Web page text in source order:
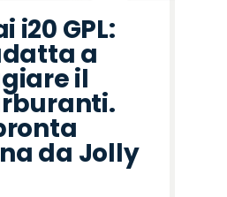
i20 GPL:
a
il
da Jolly